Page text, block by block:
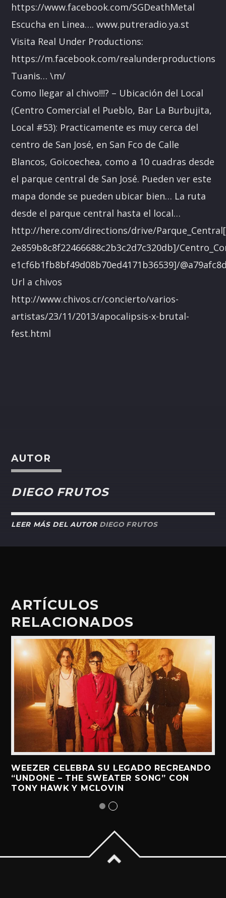
https://www.facebook.com/SGDeathMetal
Escucha en Linea…. www.putreradio.ya.st
Visita Real Under Productions:
https://m.facebook.com/realunderproductions
Tuanis… \m/
Como llegar al chivo!!!? – Ubicación del Local
(Centro Comercial el Pueblo, Bar La Burbujita,
Local #53): Practicamente es muy cerca del
centro de San José, en San Fco de Calle
Blancos, Goicoechea, como a 10 cuadras desde
el parque central de San José. Pueden ver este
mapa donde se pueden ubicar bien… La ruta
desde el parque central hasta el local…
http://here.com/directions/drive/
2e859b8c8f22466688c2b3c2d7c320db]/
e1cf6b1fb8bf49d08b70ed4171b36539]/
Url a chivos
http://www.chivos.cr/concierto/varios-
artistas/23/11/2013/apocalipsis-x-brutal-
fest.html
AUTOR
DIEGO FRUTOS
LEER MÁS DEL AUTOR DIEGO FRUTOS
ARTÍCULOS
RELACIONADOS
WEEZER CELEBRA SU LEGADO RECREANDO
“UNDONE – THE SWEATER SONG” CON
TONY HAWK Y MCLOVIN